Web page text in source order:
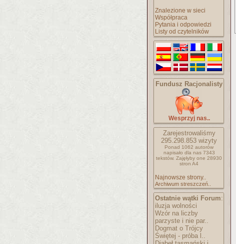
Znalezione w sieci
Współpraca
Pytania i odpowiedzi
Listy od czytelników
Fundusz Racjonalisty
Wesprzyj nas..
Zarejestrowaliśmy
295.298.853 wizyty
Ponad 1062 autorów
napisało dla nas 7343
tekstów. Zajęłyby one 28930
stron A4
Najnowsze strony..
Archiwum streszczeń..
Ostatnie wątki Forum:
iluzja wolności
Wzór na liczby
parzyste i nie par..
Dogmat o Trójcy
Świętej - próba l..